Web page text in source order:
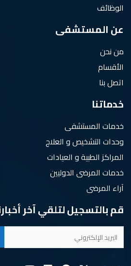
الوظائف
عن المستشفى
من نحن
الأقسام
اتصل بنا
خدماتنا
خدمات المستشفى
وحدات التشخيص و العلاج
المراكز الطبية و العيادات
خدمات المرضى الدوليين
آراء المرضى
قم بالتسجيل لتلقي آخر